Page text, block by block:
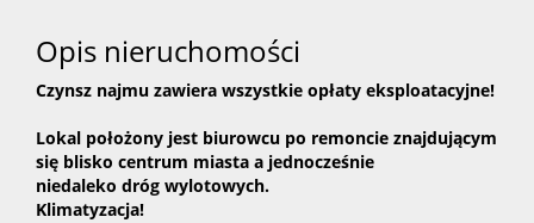
Opis nieruchomości
Czynsz najmu zawiera wszystkie opłaty eksploatacyjne!
Lokal położony jest biurowcu po remoncie znajdującym
się blisko centrum miasta a jednocześnie
niedaleko dróg wylotowych.
Klimatyzacja!